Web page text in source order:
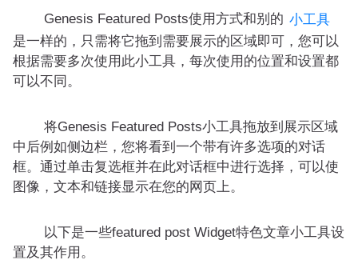
Genesis Featured Posts使用方式和别的 小工具
是一样的，只需将它拖到需要展示的区域即可，您可以
根据需要多次使用此小工具，每次使用的位置和设置都
可以不同。
将Genesis Featured Posts小工具拖放到展示区域
中后例如侧边栏，您将看到一个带有许多选项的对话
框。通过单击复选框并在此对话框中进行选择，可以使
图像，文本和链接显示在您的网页上。
以下是一些featured post Widget特色文章小工具设
置及其作用。